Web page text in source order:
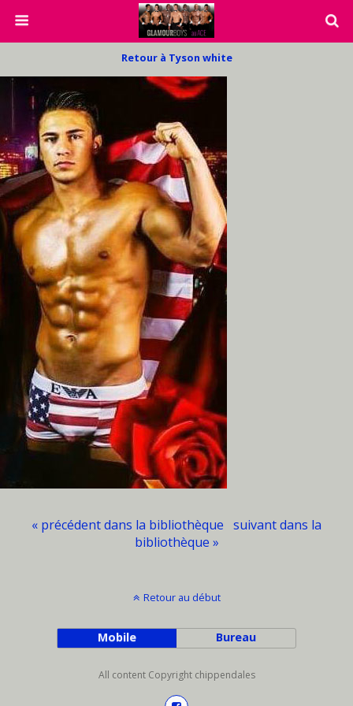
Retour à Tyson white
« précédent dans la bibliothèque suivant dans la
bibliothèque »
Retour au début
Mobile Bureau
All content Copyright chippendales